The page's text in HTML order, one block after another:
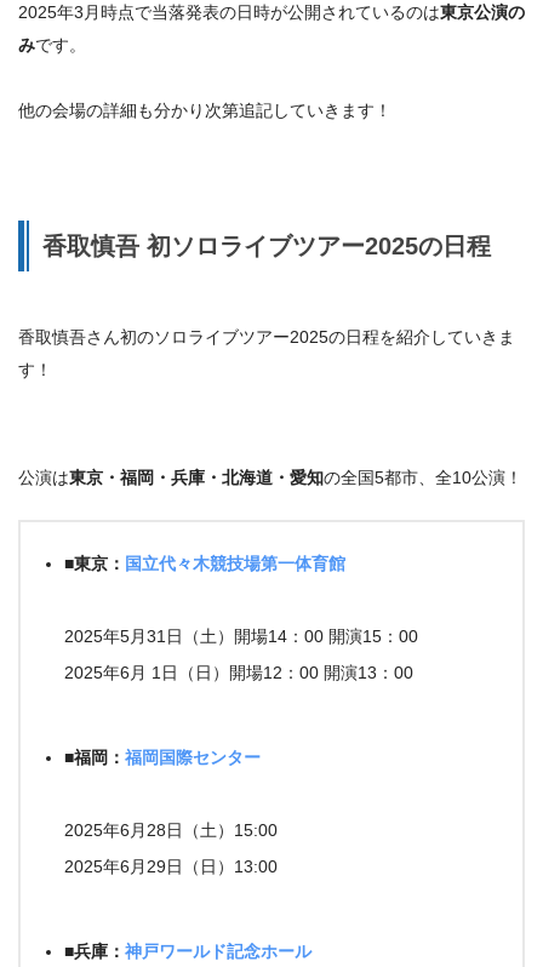
2025年3月時点で当落発表の日時が公開されているのは東京公演の
みです。
他の会場の詳細も分かり次第追記していきます！
香取慎吾 初ソロライブツアー2025の日程
香取慎吾さん初のソロライブツアー2025の日程を紹介していきま
す！
公演は東京・福岡・兵庫・北海道・愛知の全国5都市、全10公演！
■東京： 国立代々木競技場第一体育館
2025年5月31日（土）開場14：00 開演15：00
2025年6月 1日（日）開場12：00 開演13：00
■福岡： 福岡国際センター
2025年6月28日（土）15:00
2025年6月29日（日）13:00
■兵庫： 神戸ワールド記念ホール